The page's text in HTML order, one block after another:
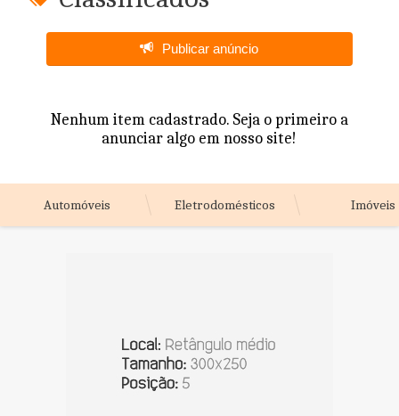
Publicar anúncio
Nenhum item cadastrado. Seja o primeiro a
anunciar algo em nosso site!
Automóveis Eletrodomésticos Imóveis